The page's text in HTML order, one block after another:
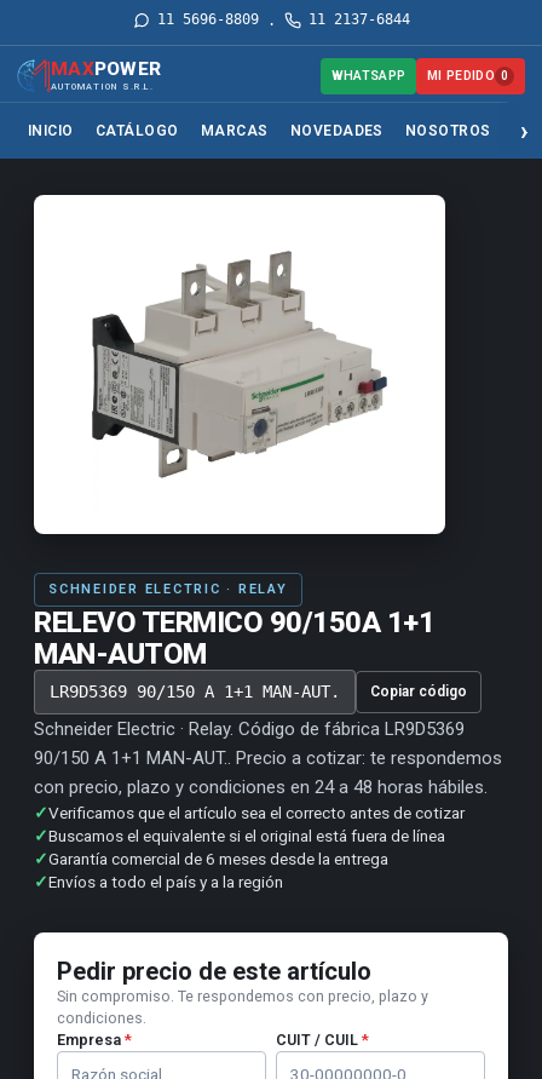
11 5696-8809· 11 2137-6844
MAXPOWER
AUTOMATION S.R.L.
INICIO CATÁLOGO MARCAS NOVEDADES NOSOTROS
WHATSAPP MI PEDIDO 0
SCHNEIDER ELECTRIC · RELAY
RELEVO TERMICO 90/150A 1+1
MAN-AUTOM
LR9D5369 90/150 A 1+1 MAN-AUT. Copiar código
Schneider Electric · Relay. Código de fábrica LR9D5369
90/150 A 1+1 MAN-AUT.. Precio a cotizar: te respondemos
con precio, plazo y condiciones en 24 a 48 horas hábiles.
✓Verificamos que el artículo sea el correcto antes de cotizar
✓Buscamos el equivalente si el original está fuera de línea
✓Garantía comercial de 6 meses desde la entrega
✓Envíos a todo el país y a la región
Pedir precio de este artículo
Sin compromiso. Te respondemos con precio, plazo y
condiciones.
Empresa * CUIT / CUIL *